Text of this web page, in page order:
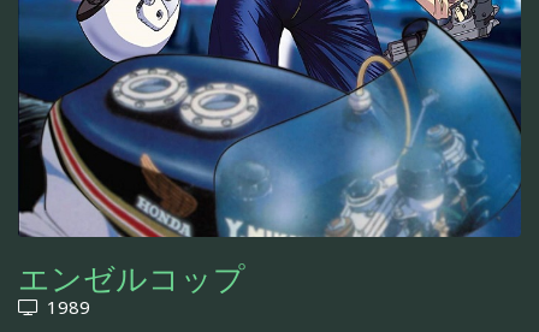
エンゼルコップ
1989